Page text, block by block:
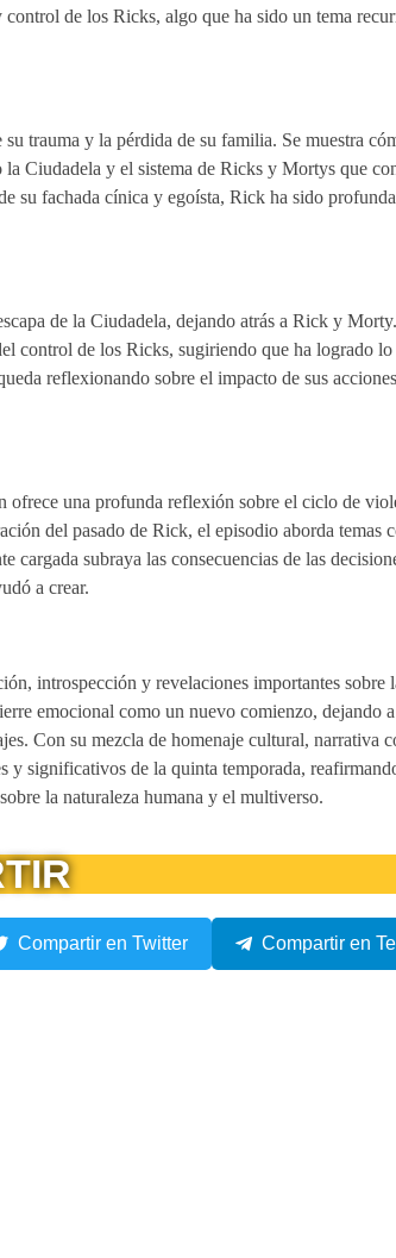
de los Ricks, algo que ha sido un tema
trauma y la pérdida de su familia. Se muestra
Ciudadela y el sistema de Ricks y Mortys que
su fachada cínica y egoísta, Rick ha sido
de la Ciudadela, dejando atrás a Rick y
control de los Ricks, sugiriendo que ha logrado
reflexionando sobre el impacto de sus
ofrece una profunda reflexión sobre el ciclo de
del pasado de Rick, el episodio aborda temas
subraya las consecuencias de las
a crear.
introspección y revelaciones importantes sobre
emocional como un nuevo comienzo, dejando
Con su mezcla de homenaje cultural, narrativa
y significativos de la quinta temporada,
la naturaleza humana y el multiverso.
Compartir en Twitter Compartir en